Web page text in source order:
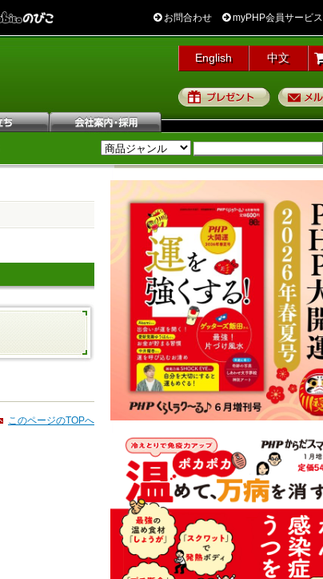
お問合わせ myPHP会員サービス
English 中文
プレゼント
このページのTOPへ